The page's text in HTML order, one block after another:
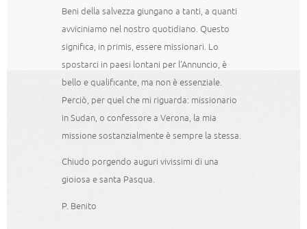
Beni della salvezza giungano a tanti, a quanti
avviciniamo nel nostro quotidiano. Questo
significa, in primis, essere missionari. Lo
spostarci in paesi lontani per l’Annuncio, è
bello e qualificante, ma non è essenziale.
Perciò, per quel che mi riguarda: missionario
in Sudan, o confessore a Verona, la mia
missione sostanzialmente è sempre la stessa.
Chiudo porgendo auguri vivissimi di una
gioiosa e santa Pasqua.
P. Benito